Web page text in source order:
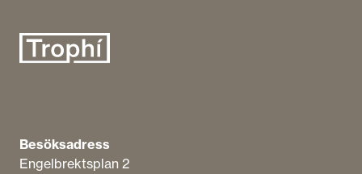
Besöksadress
Engelbrektsplan​ 2